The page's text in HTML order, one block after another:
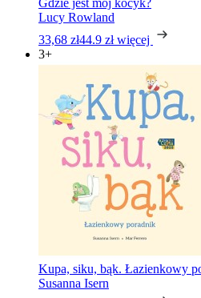
Gdzie jest mój kocyk?
Lucy Rowland
33,68 zł44.9 zł więcej
3+
Kupa, siku, bąk. Łazienkowy
Susanna Isern